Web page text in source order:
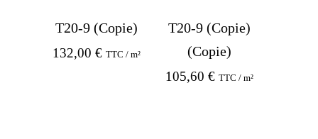
T20-9 (Copie)
132,00€ TTC / m²
T20-9 (Copie)
(Copie)
105,60€ TTC / m²